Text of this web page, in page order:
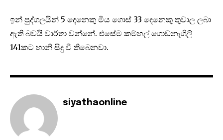
ඉන් පුද්ගලයින් 5 දෙනෙකු මිය ගොස් 33 දෙනෙකු තුවාල ලබා
ඇති බවයි වාර්තා වන්නේ. එසේම කම්හල් ගොඩනැගිලි
141කට හානි සිදු වී තිබෙනවා.
siyathaonline